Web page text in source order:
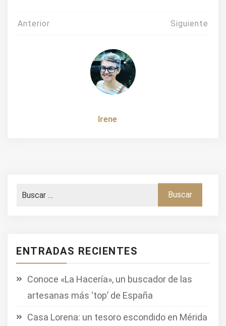
Navegación
Anterior Siguiente
Irene
ENTRADAS RECIENTES
Conoce «La Hacería», un buscador de las
artesanas más ‘top’ de España
Casa Lorena: un tesoro escondido en Mérida